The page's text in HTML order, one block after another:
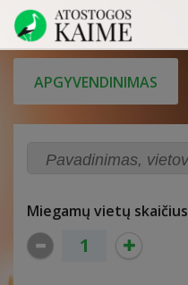
APGYVENDINIMAS
Miegamų vietų skaičius